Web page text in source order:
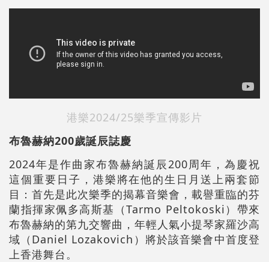
港樂2024/25樂季宣傳影片
布魯赫納200歲誕辰誌慶
2024年是作曲家布魯赫納誕辰200周年，為慶祝
這個重要日子，港樂將在他的生日月送上兩套節
目：首先是此次樂季的揭幕音樂會，載譽重臨的芬
蘭指揮家佩多高斯基（Tarmo Peltokoski）帶來
布魯赫納的第九交響曲，年輕人氣小提琴家羅沙高
域（Daniel Lozakovich）將於該音樂會中首度登
上香港舞台。